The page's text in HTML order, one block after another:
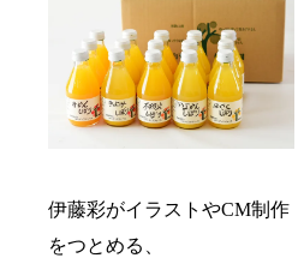
伊藤彩がイラストやCM制作
をつとめる、